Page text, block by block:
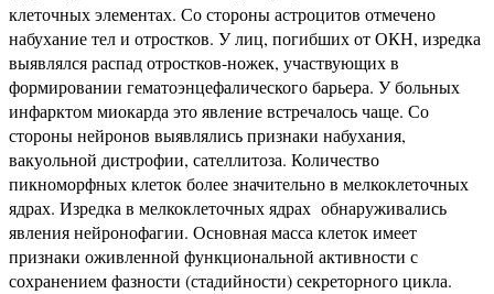
клеточных элементах. Со стороны астроцитов отмечено
набухание тел и отростков. У лиц, погибших от ОКН, изредка
выявлялся распад отростков-ножек, участвующих в
формировании гематоэнцефалического барьера. У больных
инфарктом миокарда это явление встречалось чаще. Со
стороны нейронов выявлялись признаки набухания,
вакуольной дистрофии, сателлитоза. Количество
пикноморфных клеток более значительно в мелкоклеточных
ядрах. Изредка в мелкоклеточных ядрах обнаруживались
явления нейронофагии. Основная масса клеток имеет
признаки оживленной функциональной активности с
сохранением фазности (стадийности) секреторного цикла.